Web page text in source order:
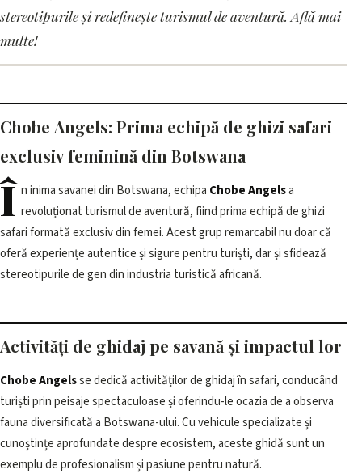
ghizi safari 100% feminină în
Botswana
stereotipurile și redefinește turismul de aventură. Află mai
multe!
Chobe Angels: Prima echipă de ghizi safari
exclusiv feminină din Botswana
Î n inima savanei din Botswana, echipa Chobe Angelsa
revoluționat turismul de aventură, fiind prima echipă de ghizi
safari formată exclusiv din femei. Acest grup remarcabil nu doar că
oferă experiențe autentice și sigure pentru turiști, dar și sfidează
stereotipurile de gen din industria turistică africană.
Activități de ghidaj pe savană și impactul lor
Chobe Angelsse dedică activităților de ghidaj în safari, conducând
turiști prin peisaje spectaculoase și oferindu-le ocazia de a observa
fauna diversificată a Botswana-ului. Cu vehicule specializate și
cunoștințe aprofundate despre ecosistem, aceste ghidă sunt un
exemplu de profesionalism și pasiune pentru natură.